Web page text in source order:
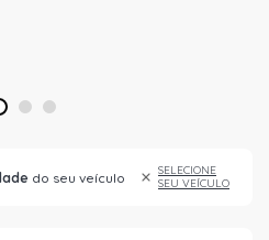
2 3
do seu veículo
SELECIONE
SEU VEÍCULO